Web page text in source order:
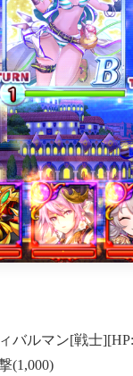
バルマン[戦士
(1,000)